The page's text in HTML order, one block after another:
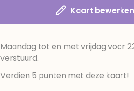
Kaart bewerken
Maandag tot en met vrijdag voor
verstuurd.
Verdien 5 punten met deze kaart!